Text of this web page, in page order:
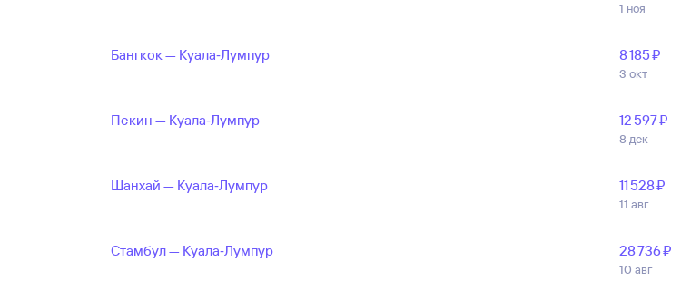
1 ноя
Бангкок — Куала‑Лумпур 8 ⁠185 ⁠₽
3 окт
Пекин — Куала‑Лумпур 12 ⁠597 ⁠₽
8 дек
Шанхай — Куала‑Лумпур 11 ⁠528 ⁠₽
11 авг
Стамбул — Куала‑Лумпур 28 ⁠736 ⁠₽
10 авг